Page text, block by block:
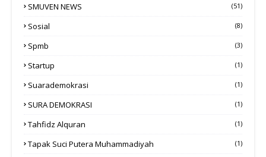
SMUVEN NEWS (51)
Sosial (8)
Spmb (3)
Startup (1)
Suarademokrasi (1)
SURA DEMOKRASI (1)
Tahfidz Alquran (1)
Tapak Suci Putera Muhammadiyah (1)